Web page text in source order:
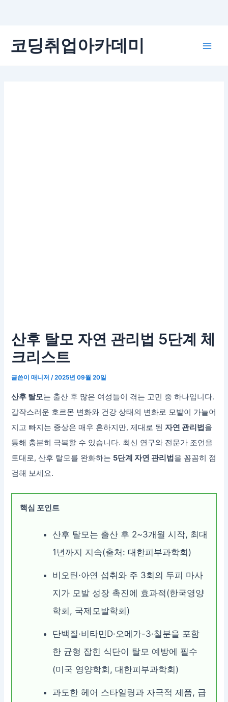
로
코딩취업아카데미
산후 탈모 자연 관리법 5단계 체
크리스트
글쓴이매니저 /2025년 09월 20일
산후 탈모는 출산 후 많은 여성들이 겪는 고민 중 하나입니다.
갑작스러운 호르몬 변화와 건강 상태의 변화로 모발이 가늘어
지고 빠지는 증상은 매우 흔하지만, 제대로 된자연 관리법 을
통해 충분히 극복할 수 있습니다. 최신 연구와 전문가 조언을
토대로, 산후 탈모를 완화하는 5단계 자연 관리법 을 꼼꼼히 점
검해 보세요.
핵심 포인트
산후 탈모는 출산 후 2~3개월 시작, 최대
1년까지 지속(출처: 대한피부과학회)
비오틴·아연 섭취와 주 3회의 두피 마사
지가 모발 성장 촉진에 효과적(한국영양
학회, 국제모발학회)
단백질·비타민D·오메가-3·철분을 포함
한 균형 잡힌 식단이 탈모 예방에 필수
(미국 영양학회, 대한피부과학회)
과도한 헤어 스타일링과 자극적 제품, 급